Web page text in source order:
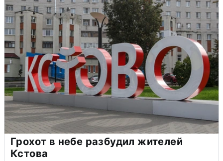
Грохот в небе разбудил жителей
Кстова